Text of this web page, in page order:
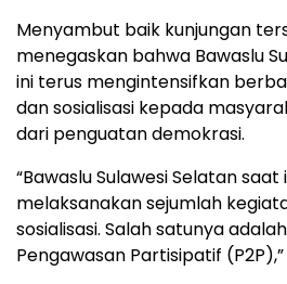
Menyambut baik kunjungan
menegaskan bahwa Bawaslu
ini terus mengintensifkan
dan sosialisasi kepada
dari penguatan demokrasi.
“Bawaslu Sulawesi Selatan
melaksanakan sejumlah
sosialisasi. Salah satunya
Pengawasan Partisipatif